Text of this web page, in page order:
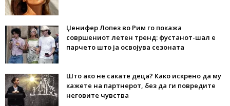
Џенифер Лопез во Рим го покажа
совршениот летен тренд: фустанот-шал е
парчето што ја освојува сезоната
Што ако не сакате деца? Како искрено да му
кажете на партнерот, без да ги повредите
неговите чувства